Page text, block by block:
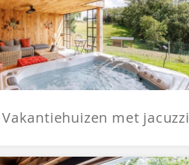
Vakantiehuizen met jacuzzi